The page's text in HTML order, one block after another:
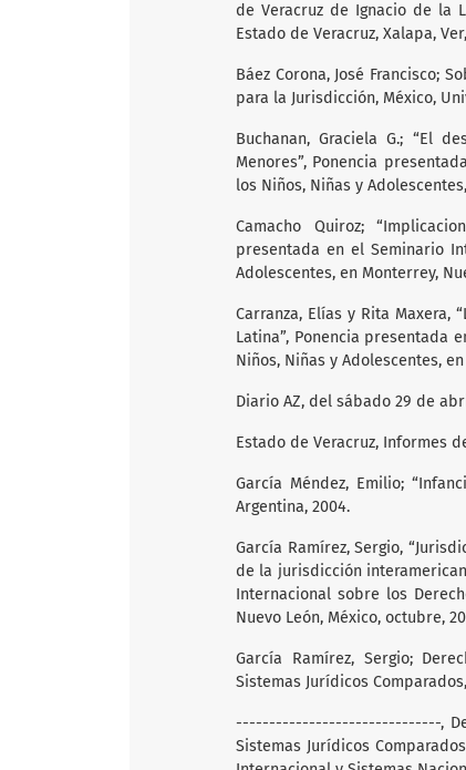
de Veracruz de Ignacio de la
Estado de Veracruz, Xalapa,
Báez Corona, José Francisco;
para la Jurisdicción, México,
Buchanan, Graciela G.; “El
Menores”, Ponencia
los Niños, Niñas y
Camacho Quiroz;
presentada en el Seminario
Adolescentes, en Monterrey,
Carranza, Elías y Rita
Latina”, Ponencia presentada
Niños, Niñas y Adolescentes,
Diario AZ, del sábado 29 de
Estado de Veracruz, Informes
García Méndez, Emilio;
Argentina, 2004.
García Ramírez, Sergio,
de la jurisdicción
Internacional sobre los
Nuevo León, México, octubre,
García Ramírez, Sergio;
Sistemas Jurídicos
-------------------------------,
Sistemas Jurídicos